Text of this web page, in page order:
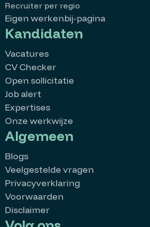
Recruiter per regio
Eigen werkenbij-pagina
Kandidaten
Vacatures
CV Checker
Open sollicitatie
Job alert
Expertises
Onze werkwijze
Algemeen
Blogs
Veelgestelde vragen
Privacyverklaring
Voorwaarden
Disclaimer